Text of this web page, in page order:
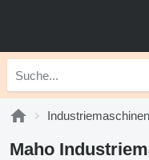
Industriemaschinen
Maho